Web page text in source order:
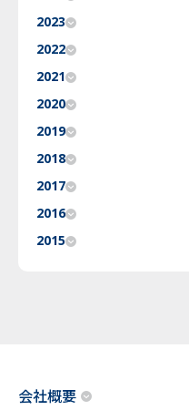
2023
2022
2021
2020
2019
2018
2017
2016
2015
会社概要